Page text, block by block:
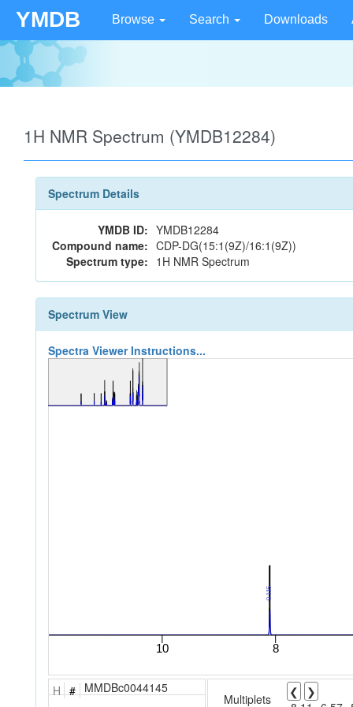
YMDB Browse Search Downloads
1H NMR Spectrum (YMDB12284)
Spectrum Details
YMDB ID: YMDB12284
Compound name: CDP-DG(15:1(9Z)/16:1(9Z))
Spectrum type: 1H NMR Spectrum
Spectrum View
Spectra Viewer Instructions...
H # MMDBc0044145
Multiplets ❮
❯